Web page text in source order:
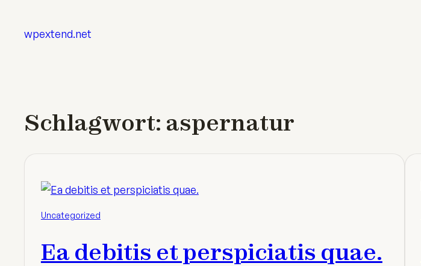
Inhaltwpextend.net
Schlagwort: aspernatur
Uncategorized
Ea debitis et perspiciatis quae.